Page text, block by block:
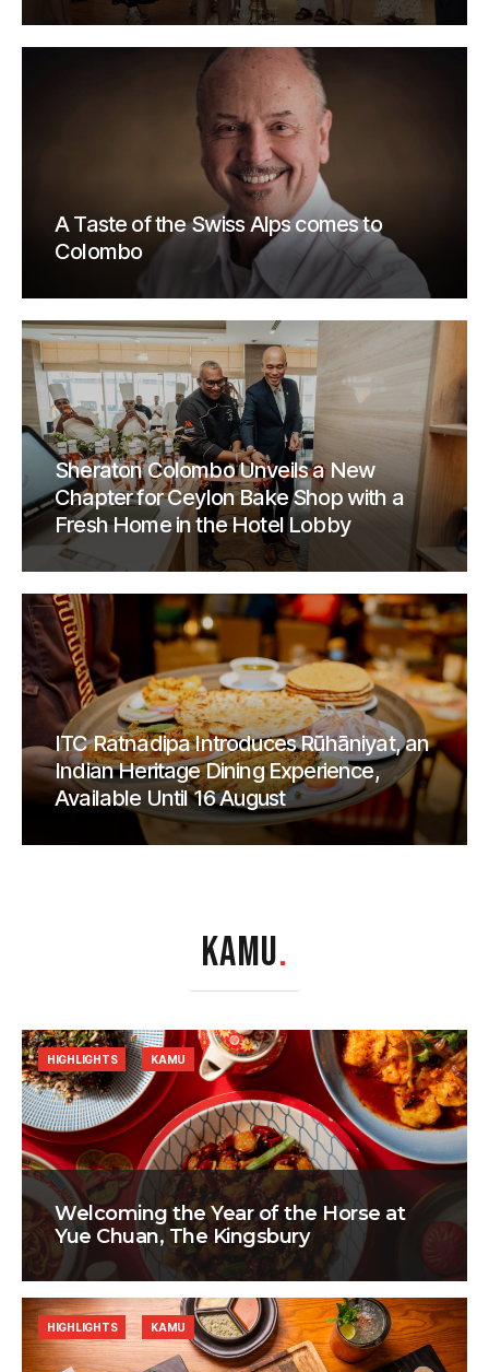
A Taste of the Swiss Alps comes to
Colombo
Sheraton Colombo Unveils a New
Chapter for Ceylon Bake Shop with a
Fresh Home in the Hotel Lobby
ITC Ratnadipa Introduces Rūhāniyat, an
Indian Heritage Dining Experience,
Available Until 16 August
KAMU.
Welcoming the Year of the Horse at
Yue Chuan, The Kingsbury
HIGHLIGHTS KAMU
HIGHLIGHTS KAMU